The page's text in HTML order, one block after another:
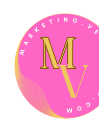
navigation
content